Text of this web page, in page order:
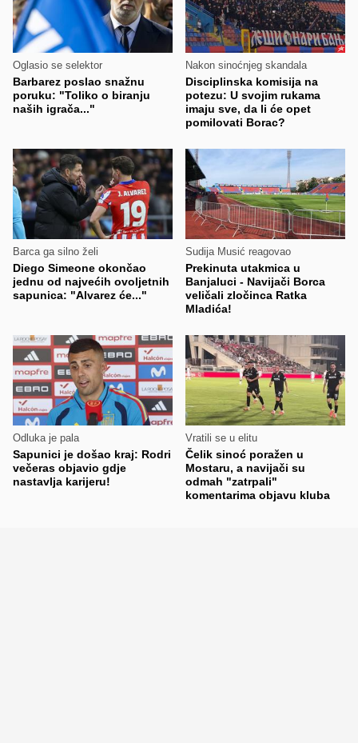
Oglasio se selektor
Barbarez poslao snažnu
poruku: "Toliko o biranju
naših igrača..."
Nakon sinoćnjeg skandala
Disciplinska komisija na
potezu: U svojim rukama
imaju sve, da li će opet
pomilovati Borac?
Barca ga silno želi
Diego Simeone okončao
jednu od najvećih ovoljetnih
sapunica: "Alvarez će..."
Sudija Musić reagovao
Prekinuta utakmica u
Banjaluci - Navijači Borca
veličali zločinca Ratka
Mladića!
Odluka je pala
Sapunici je došao kraj: Rodri
večeras objavio gdje
nastavlja karijeru!
Vratili se u elitu
Čelik sinoć poražen u
Mostaru, a navijači su
odmah "zatrpali"
komentarima objavu kluba